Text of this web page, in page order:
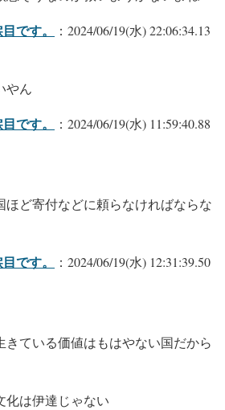
です。
：2024/06/19(水) 22:06:34.13
やん
です。
：2024/06/19(水) 11:59:40.88
ほど寄付などに頼らなければならな
です。
：2024/06/19(水) 12:31:39.50
きている価値はもはやない国だから
化は伊達じゃない